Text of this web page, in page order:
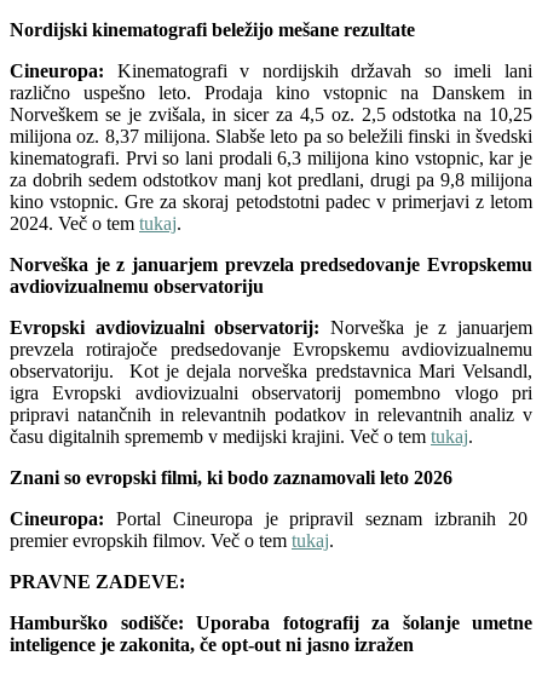
Nordijski kinematografi beležijo mešane rezultate
Cineuropa: Kinematografi v nordijskih državah so imeli lani
različno uspešno leto. Prodaja kino vstopnic na Danskem in
Norveškem se je zvišala, in sicer za 4,5 oz. 2,5 odstotka na 10,25
milijona oz. 8,37 milijona. Slabše leto pa so beležili finski in švedski
kinematografi. Prvi so lani prodali 6,3 milijona kino vstopnic, kar je
za dobrih sedem odstotkov manj kot predlani, drugi pa 9,8 milijona
kino vstopnic. Gre za skoraj petodstotni padec v primerjavi z letom
2024. Več o tem tukaj.
Norveška je z januarjem prevzela predsedovanje Evropskemu
avdiovizualnemu observatoriju
Evropski avdiovizualni observatorij: Norveška je z januarjem
prevzela rotirajoče predsedovanje Evropskemu avdiovizualnemu
observatoriju. Kot je dejala norveška predstavnica Mari Velsandl,
igra Evropski avdiovizualni observatorij pomembno vlogo pri
pripravi natančnih in relevantnih podatkov in relevantnih analiz v
času digitalnih sprememb v medijski krajini. Več o tem tukaj.
Znani so evropski filmi, ki bodo zaznamovali leto 2026
Cineuropa: Portal Cineuropa je pripravil seznam izbranih 20
premier evropskih filmov. Več o tem tukaj.
PRAVNE ZADEVE:
Hamburško sodišče: Uporaba fotografij za šolanje umetne
inteligence je zakonita, če opt-out ni jasno izražen